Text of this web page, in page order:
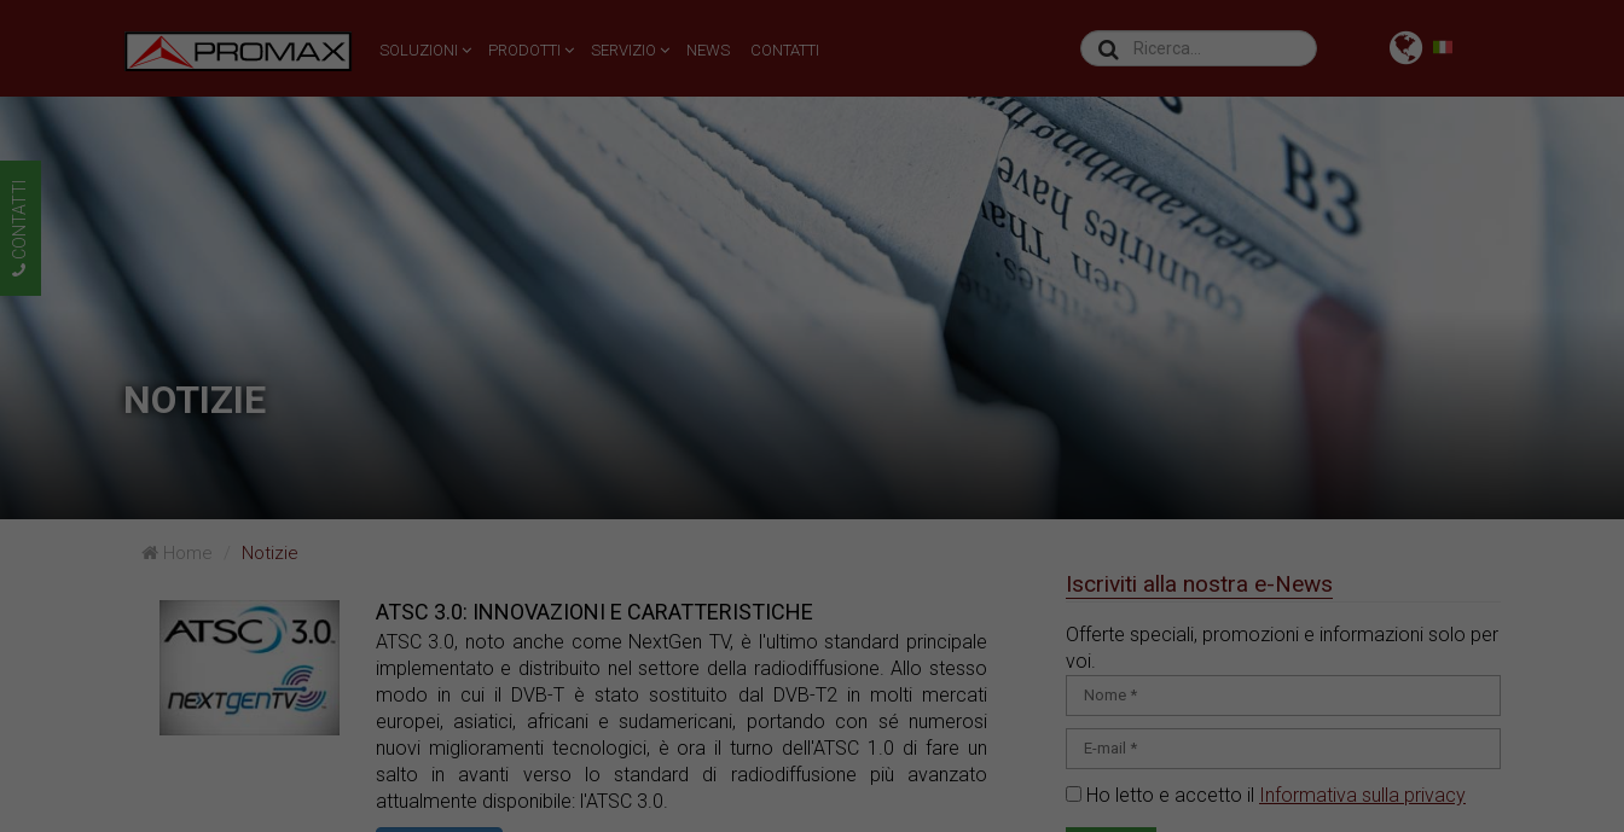
SOLUZIONI PRODOTTI SERVIZIO NEWS CONTATTI
NOTIZIE
Home Notizie
ATSC 3.0: INNOVAZIONI E CARATTERISTICHE
ATSC 3.0, noto anche come NextGen TV, è l'ultimo standard principale
implementato e distribuito nel settore della radiodiffusione. Allo stesso
modo in cui il DVB-T è stato sostituito dal DVB-T2 in molti mercati
europei, asiatici, africani e sudamericani, portando con sé numerosi
nuovi miglioramenti tecnologici, è ora il turno dell'ATSC 1.0 di fare un
salto in avanti verso lo standard di radiodiffusione più avanzato
attualmente disponibile: l'ATSC 3.0.
Iscriviti alla nostra e-News
Offerte speciali, promozioni e informazioni solo per
voi.
Ho letto e accetto il Informativa sulla privacy
CONTATTI